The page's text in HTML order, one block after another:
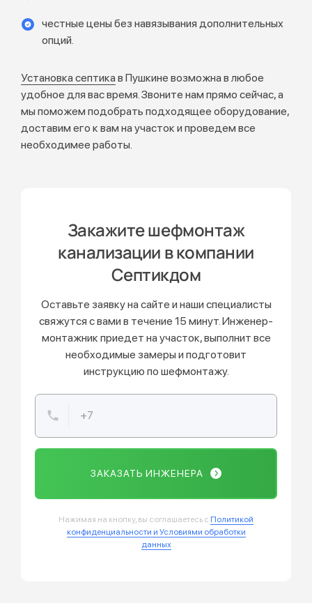
честные цены без навязывания дополнительных
опций.
Установка септика в Пушкине возможна в любое
удобное для вас время. Звоните нам прямо сейчас, а
мы поможем подобрать подходящее оборудование,
доставим его к вам на участок и проведем все
необходимее работы.
Закажите шефмонтаж
канализации в компании
Септикдом
Оставьте заявку на сайте и наши специалисты
свяжутся с вами в течение 15 минут. Инженер-
монтажник приедет на участок, выполнит все
необходимые замеры и подготовит
инструкцию по шефмонтажу.
ЗАКАЗАТЬ ИНЖЕНЕРА
Нажимая на кнопку, вы соглашаетесь с Политикой
конфиденциальности и Условиями обработки
данных